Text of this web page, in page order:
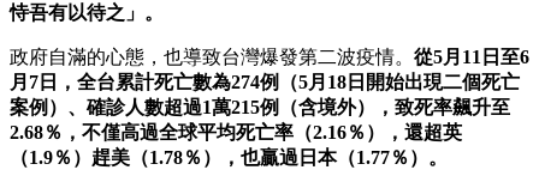
恃吾有以待之」。
政府自滿的心態，也導致台灣爆發第二波疫情。 從5月 11 日至6
月 7 日 ，全台累計死亡數為274例（5月 18 日開始出現二個死亡
案例）、確診人數超過1萬215例（含境外），致死率飆升至
2.68％， 不僅高過全球平均死亡率（2.16％），還超英
（1.9％）趕美（1.78％），也贏過日本（1.77％）。